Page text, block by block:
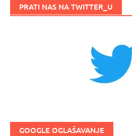
PRATI NAS NA TWITTER_U
GOOGLE OGLAŠAVANJE